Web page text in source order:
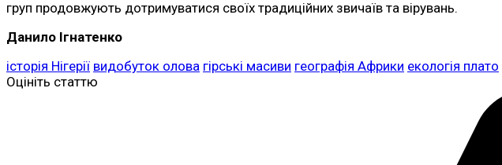
груп продовжують дотримуватися своїх традиційних звичаїв та вірувань.
Данило Ігнатенко
історія Нігерії видобуток олова гірські масиви географія Африки екологія плато
Оцініть статтю